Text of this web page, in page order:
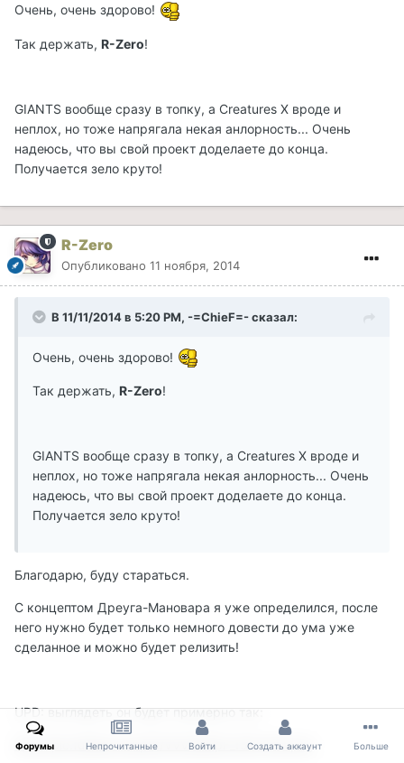
Очень, очень здорово!
Так держать, R-Zero!
GIANTS вообще сразу в топку, а Creatures X вроде и
неплох, но тоже напрягала некая анлорность... Очень
надеюсь, что вы свой проект доделаете до конца.
Получается зело круто!
R-Zero
Опубликовано 11 ноября, 2014
В 11/11/2014 в 5:20 PM, -=ChieF=- сказал:
Очень, очень здорово!
Так держать, R-Zero!
GIANTS вообще сразу в топку, а Creatures X вроде и
неплох, но тоже напрягала некая анлорность... Очень
надеюсь, что вы свой проект доделаете до конца.
Получается зело круто!
Благодарю, буду стараться.
С концептом Дреуга-Мановара я уже определился, после
него нужно будет только немного довести до ума уже
сделанное и можно будет релизить!
UPD: выглядеть он будет примерно так:
http://pic.fullrest.ru/upl/t/VVVzMVpF_150x150.png
Форумы Непрочитанные Войти Создать аккаунт Больше